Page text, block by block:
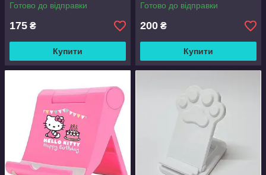
Готово до відправки
175 ₴
Купити
Готово до відправки
200 ₴
Купити